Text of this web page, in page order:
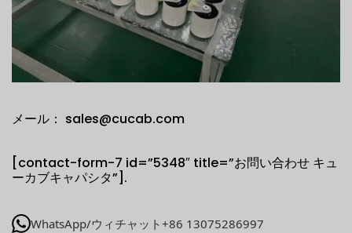
メール： sales@cucab.com
[contact-form-7 id=”5348″ title=”お問い合わせ キュ
ーカブキャパシタ”].
WhatsApp/ウィチャット+86 13075286997